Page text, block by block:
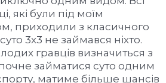
які були під моїм
приходили з класичного
3х3 не займався ніхто.
гравців визначиться з
займатися суто одним
матиме більше шансів